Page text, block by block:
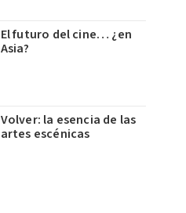
El futuro del cine… ¿en
Asia?
Volver: la esencia de las
artes escénicas